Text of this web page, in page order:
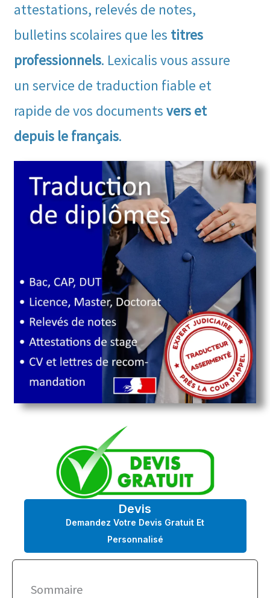
attestations, relevés de notes,
bulletins scolaires que les titres
professionnels. Lexicalis vous assure
un service de traduction fiable et
rapide de vos documents vers et
depuis le français.
Devis
Demandez Votre Devis Gratuit Et
Personnalisé
Sommaire